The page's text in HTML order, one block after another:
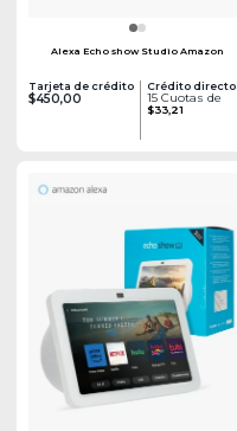
Alexa Echo show Studio Amazon
Tarjeta de crédito
$450,00
Crédito directo
15 Cuotas de
$33,21